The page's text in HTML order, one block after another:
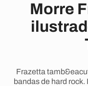
Morre
Frazetta
bandas de hard